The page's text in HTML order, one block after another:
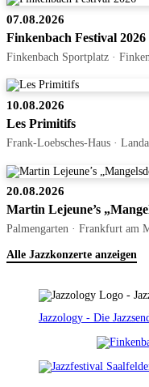
07.08.2026
Finkenbach Festival 2026
Finkenbach Sportplatz ·
10.08.2026
Les Primitifs
Frank-Loebsches-Haus ·
20.08.2026
Martin Lejeune’s
Palmengarten · Frankfurt am
Alle Jazzkonzerte anzeigen
Jazzology - Die